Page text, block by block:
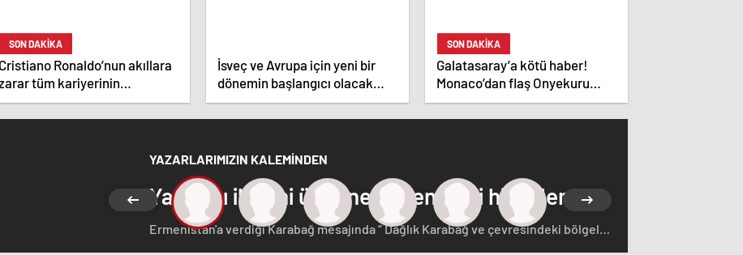
SON DAKİKA
Cristiano Ronaldo’nun akıllara
tüm kariyerinin
çıkardık !
İsveç ve Avrupa için yeni bir
dönemin başlangıcı olacak
kararlar.
SON DAKİKA
Galatasaray’a kötü haber!
Monaco’dan flaş Onyekuru
kararı.
YAZARLARIMIZIN KALEMİNDEN
Yabancı ilgisini üzerine çeken yerli hisseler
Ermenistan'a verdiği Karabağ mesajında “ Dağlık Karabağ ve çevresindeki bölgeler